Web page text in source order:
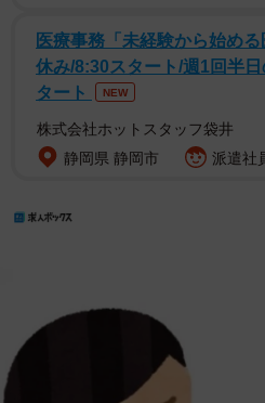
医療事務「未経験から始め
休み/8:30スタート/週1回半
タート
NEW
株式会社ホットスタッフ袋井
静岡県 静岡市
派遣社